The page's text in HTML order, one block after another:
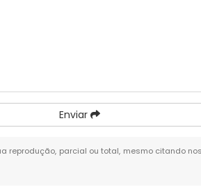
Enviar
reprodução, parcial ou total, mesmo citando